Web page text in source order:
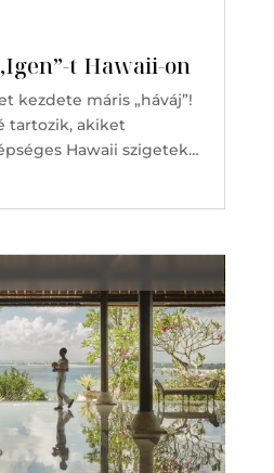
t Hawaii-on
kezdete máris „háváj”!
tartozik, akiket
Hawaii szigetek…